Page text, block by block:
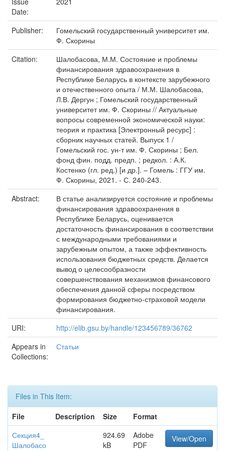
Date:
Publisher:
Гомельский государственный университет им.
Ф. Скорины
Citation:
Шалобасова, М.М. Состояние и проблемы
финансирования здравоохранения в
Республике Беларусь в контексте зарубежного
и отечественного опыта / М.М. Шалобасова,
Л.В. Дергун ; Гомельский государственный
университет им. Ф. Скорины // Актуальные
вопросы современной экономической науки:
теория и практика [Электронный ресурс] :
сборник научных статей. Выпуск 1 /
Гомельский гос. ун-т им. Ф. Скорины ; Бел.
фонд фин. подд. предп. ; редкол. : А.К.
Костенко (гл. ред.) [и др.]. – Гомель : ГГУ им.
Ф. Скорины, 2021. - С. 240-243.
Abstract:
В статье анализируется состояние и проблемы
финансирования здравоохранения в
Республике Беларусь, оценивается
достаточность финансирования в соответствии
с международными требованиями и
зарубежным опытом, а также эффективность
использования бюджетных средств. Делается
вывод о целесообразности
совершенствования механизмов финансового
обеспечения данной сферы посредством
формирования бюджетно-страховой модели
финансирования.
URI:
http://elib.gsu.by/handle/123456789/36762
Appears in
Collections:
Статьи
Files in This Item:
File
Description Size
Format
Секция4_
Шалобасо
924.69
kB
Adobe
PDF
View/Open